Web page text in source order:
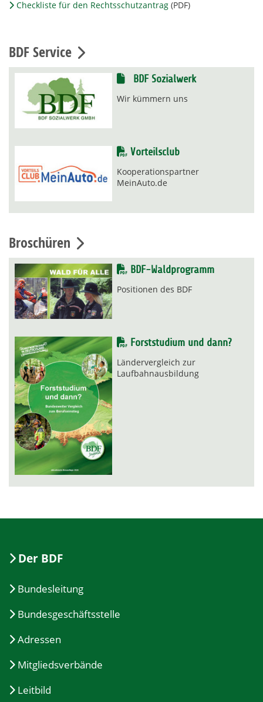
Checkliste für den Rechtsschutzantrag (PDF)
BDF Service
BDF Sozialwerk
Wir kümmern uns
Vorteilsclub
Kooperationspartner
MeinAuto.de
Broschüren
BDF-Waldprogramm
Positionen des BDF
Forststudium und dann?
Ländervergleich zur
Laufbahnausbildung
Der BDF
Bundesleitung
Bundesgeschäftsstelle
Adressen
Mitgliedsverbände
Leitbild